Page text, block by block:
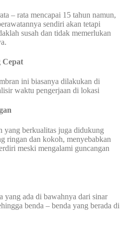
– rata mencapai 15 tahun namun,
sendiri akan tetapi
susah dan tidak memerlukan
Cepat
ini biasanya dilakukan di
waktu pengerjaan di lokasi
yang berkualitas juga didukung
ringan dan kokoh, menyebabkan
meski mengalami guncangan
yang ada di bawahnya dari sinar
benda – benda yang berada di